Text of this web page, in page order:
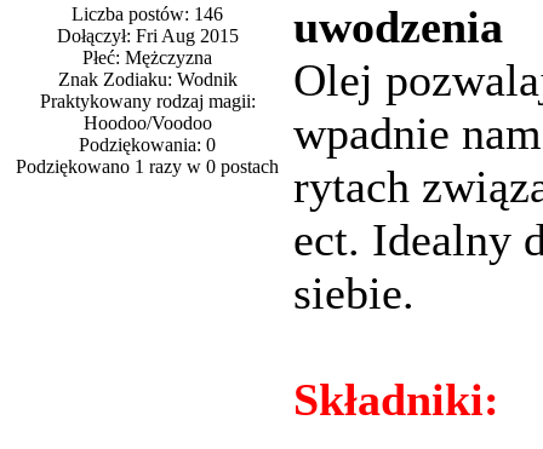
Liczba postów: 146
Dołączył: Fri Aug 2015
Płeć: Mężczyzna
Znak Zodiaku: Wodnik
Praktykowany rodzaj magii:
Hoodoo/Voodoo
Podziękowania: 0
Podziękowano 1 razy w 0 postach
uwodzenia
Olej
wpadnie
rytach
ect. Idealny
siebie.
Składniki: